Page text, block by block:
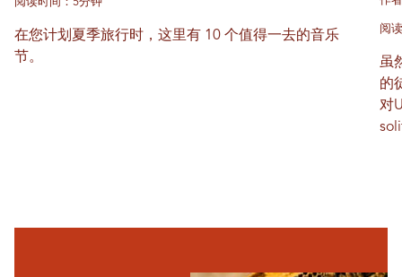
阅读时间：5分钟
在您计划夏季旅行时，这里有 10 个值得一去的音乐
节。
阅
虽
的
对